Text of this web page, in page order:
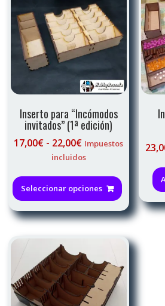
Inserto para “Incómodos
invitados” (1ª edición)
17,00€ - 22,00€Rango
de
desde
17,00€
hasta
22,00€
Impuestos
incluidos
Seleccionar opciones
producto
tiene
múltiples
Las
se